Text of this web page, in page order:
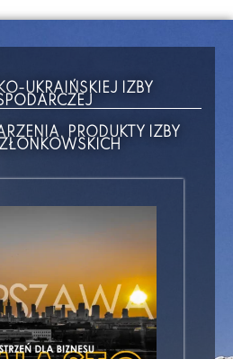
UKRAIŃSKIEJ IZBY
PRODUKTY IZBY